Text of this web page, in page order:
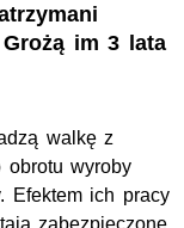
im 3 lata
walkę z
obrotu wyroby
Efektem ich pracy